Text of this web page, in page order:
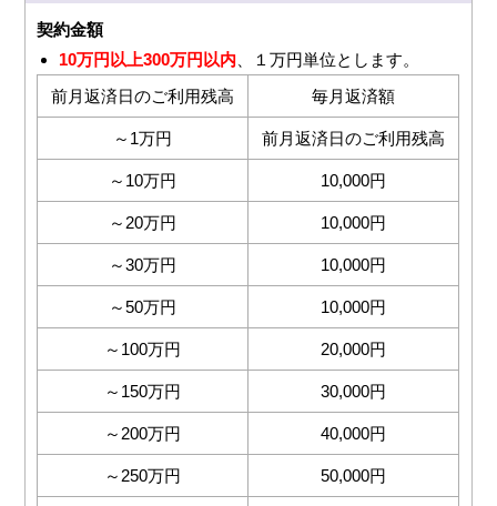
契約金額
10万円以上300万円以内 、１万円単位とします。
前月返済日のご利用残高
毎月返済額
～1万円 前月返済日のご利用残高
～10万円 10,000円
～20万円 10,000円
～30万円 10,000円
～50万円 10,000円
～100万円 20,000円
～150万円 30,000円
～200万円 40,000円
～250万円 50,000円